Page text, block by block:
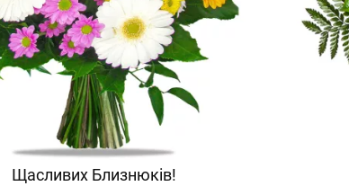
Щасливих Близнюків!